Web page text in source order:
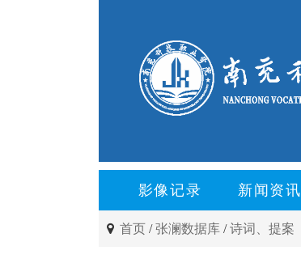
影像记录 新闻资讯
首页 /张澜数据库 /诗词、提案